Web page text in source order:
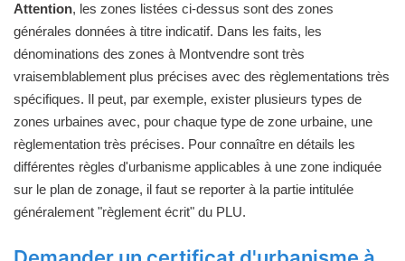
Attention, les zones listées ci-dessus sont des zones
générales données à titre indicatif. Dans les faits, les
dénominations des zones à Montvendre sont très
vraisemblablement plus précises avec des règlementations très
spécifiques. Il peut, par exemple, exister plusieurs types de
zones urbaines avec, pour chaque type de zone urbaine, une
règlementation très précises. Pour connaître en détails les
différentes règles d'urbanisme applicables à une zone indiquée
sur le plan de zonage, il faut se reporter à la partie intitulée
généralement "règlement écrit" du PLU.